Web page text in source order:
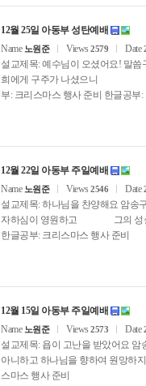
12월 25일 아동부 성탄예배
Name 노원준 Views2579 Date
설교제목: 예수님이 오셨어요!
희에게 구주가 나셨으니 구
부: 크리스마스 행사 준비 한글공
12월 22일 아동부 주일예배
Name 노원준 Views2546 Date
설교제목: 하나님을 찬양해요
자하심이 영원하고 그의 성실하
한글공부: 크리스마스 행사 준비
12월 15일 아동부 주일예배
Name 노원준 Views2573 Date
설교제목: 욥이 고난을 받았어
아니하고 하나님을 향하여 원망하
스마스 행사 준비